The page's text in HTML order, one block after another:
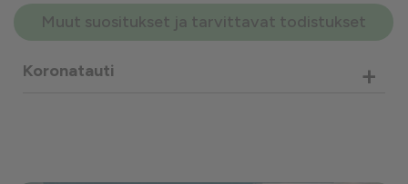
Muut suositukset ja tarvittavat todistukset
Koronatauti +